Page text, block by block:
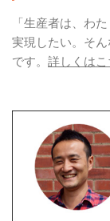
「生産者は、わ
実現したい。そ
です。 詳しくはこ